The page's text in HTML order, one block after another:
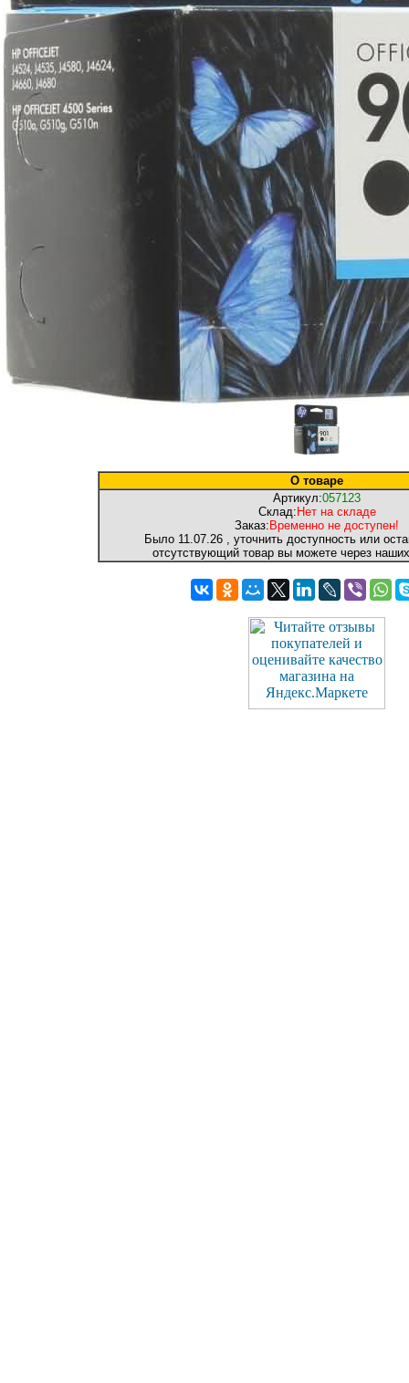
О товаре
Артикул:057123
Склад: Нет на складе
Заказ: Временно не доступен!
Было 11.07.26 , уточнить доступность или
отсутствующий товар вы можете через